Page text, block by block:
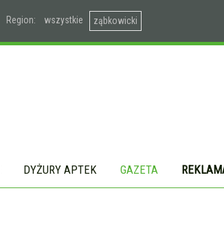
Region: wszystkie ząbkowicki
DYŻURY APTEK GAZETA